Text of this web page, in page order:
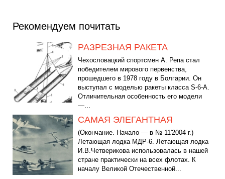
Рекомендуем почитать
РАЗРЕЗНАЯ РАКЕТА
Чехословацкий спортсмен А. Репа стал
победителем мирового первенства,
прошедшего в 1978 году в Болгарии. Он
выступал с моделью ракеты класса S-6-А.
Отличительная особенность его модели
—...
САМАЯ ЭЛЕГАНТНАЯ
(Окончание. Начало — в № 11'2004 г.)
Летающая лодка МДР-6. Летающая лодка
И.В.Четверикова использовалась в нашей
стране практически на всех флотах. К
началу Великой Отечественной...